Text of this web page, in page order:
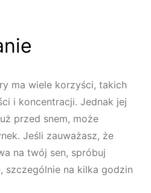
ma wiele korzyści, takich
i koncentracji. Jednak jej
przed snem, może
Jeśli zauważasz, że
na twój sen, spróbuj
szczególnie na kilka godzin